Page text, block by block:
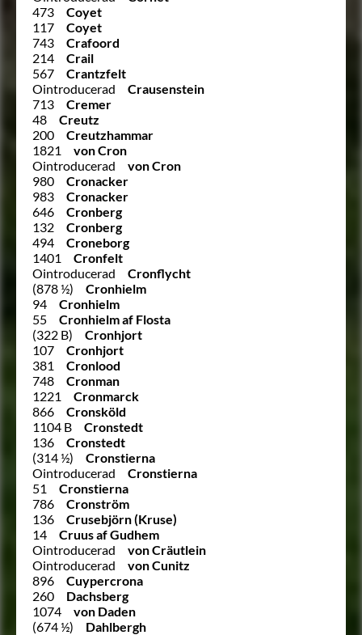
473
Coyet
117
Coyet
743
Crafoord
214
Crail
567
Crantzfelt
Ointroducerad
Crausenstein
713
Cremer
48
Creutz
200
Creutzhammar
1821
von Cron
Ointroducerad
von Cron
980
Cronacker
983
Cronacker
646
Cronberg
132
Cronberg
494
Croneborg
1401
Cronfelt
Ointroducerad
Cronflycht
(878 ½)
Cronhielm
94
Cronhielm
55
Cronhielm af Flosta
(322 B)
Cronhjort
107
Cronhjort
381
Cronlood
748
Cronman
1221
Cronmarck
866
Cronsköld
1104 B
Cronstedt
136
Cronstedt
(314 ½)
Cronstierna
Ointroducerad
Cronstierna
51
Cronstierna
786
Cronström
136
Crusebjörn (Kruse)
14
Cruus af Gudhem
Ointroducerad
von Cräutlein
Ointroducerad
von Cunitz
896
Cuypercrona
260
Dachsberg
1074
von Daden
(674 ½)
Dahlbergh